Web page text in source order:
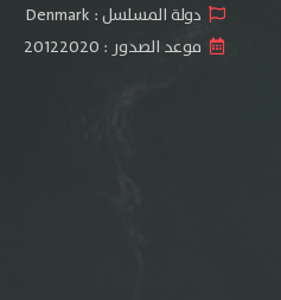
دولة المسلسل : Denmark
موعد الصدور : 20122020